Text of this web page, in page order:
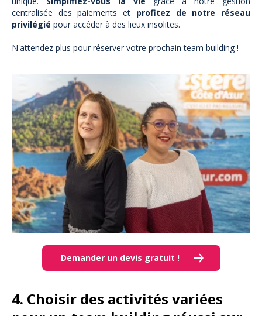
centralisée des paiements et profitez de notre réseau
privilégié pour accéder à des lieux insolites.
N'attendez plus pour réserver votre prochain team building !
Demander un devis gratuit !
4. Choisir des activités variées